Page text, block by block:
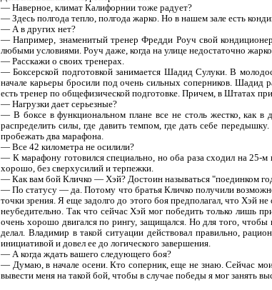
— Наверное, климат Калифорнии тоже радует?
— Здесь полгода тепло, полгода жарко. Но в нашем зале есть
— А в других нет?
— Например, знаменитый тренер Фредди Роуч свой
любыми условиями. Роуч даже, когда на улице недостаточно
— Расскажи о своих тренерах.
— Боксерской подготовкой занимается Шадид Сулуки. В
начале карьеры бросили под очень сильных соперников. Шадид
есть тренер по общефизической подготовке. Причем, в Штатах
— Нагрузки дает серьезные?
— В боксе в функциональном плане все не столь жестко, как
распределить силы, где давить темпом, где дать себе
пробежать два марафона.
— Все 42 километра не осилили?
— К марафону готовился специально, но оба раза сходил на 25-
хорошо, без сверхусилий и терпежки.
— Как вам бой Кличко — Хэй? Достоин называться "поединком
— По статусу — да. Потому что братья Кличко получили
точки зрения. Я еще задолго до этого боя предполагал, что Хэй
неубедительно. Так что сейчас Хэй мог победить только лишь
очень хорошо двигался по рингу, защищался. Но для того,
делал. Владимир в такой ситуации действовал правильно,
инициативой и довел ее до логического завершения.
— А когда ждать вашего следующего боя?
— Думаю, в начале осени. Кто соперник, еще не знаю. Сейчас
вывести меня на такой бой, чтобы в случае победы я мог занять